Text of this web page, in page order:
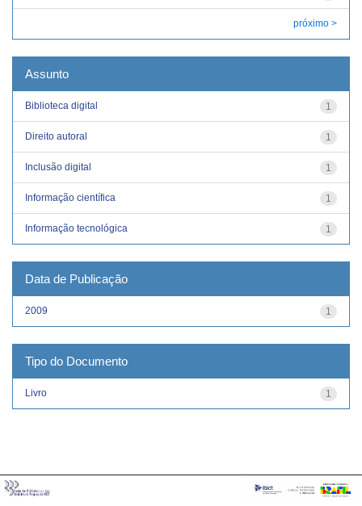
próximo >
Assunto
1
Biblioteca digital
1
Direito autoral
1
Inclusão digital
1
Informação científica
1
Informação tecnológica
Data de Publicação
1
2009
Tipo do Documento
1
Livro